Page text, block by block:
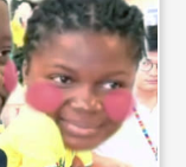
...